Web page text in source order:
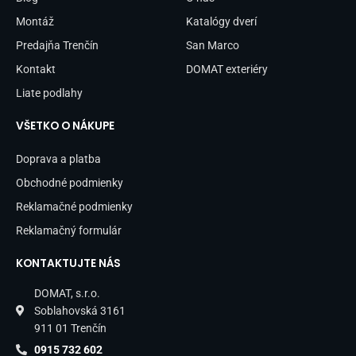
k
-
Montáž
Predajňa Trenčín
Kontakt
Liate podlahy
Katalógy dverí
San Marco
DOMAT exteriéry
VŠETKO O NÁKUPE
Doprava a platba
Obchodné podmienky
Reklamačné podmienky
Reklamačný formulár
KONTAKTUJTE NÁS
DOMAT, s.r.o.
Soblahovská 3161
911 01 Trenčín
0915 732 602